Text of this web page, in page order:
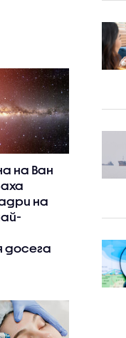
на Ван
на
досега